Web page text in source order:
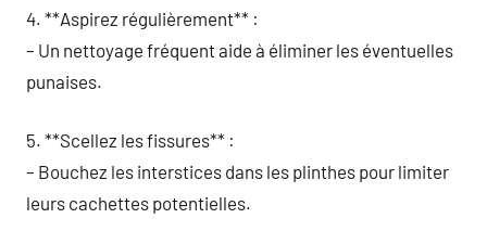
4. **Aspirez régulièrement** :
– Un nettoyage fréquent aide à éliminer les éventuelles
punaises.
5. **Scellez les fissures** :
– Bouchez les interstices dans les plinthes pour limiter
leurs cachettes potentielles.